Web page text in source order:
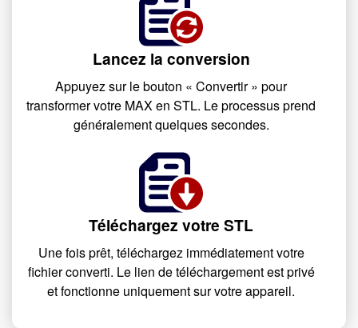
Lancez la conversion
Appuyez sur le bouton « Convertir » pour
transformer votre MAX en STL. Le processus prend
généralement quelques secondes.
Téléchargez votre STL
Une fois prêt, téléchargez immédiatement votre
fichier converti. Le lien de téléchargement est privé
et fonctionne uniquement sur votre appareil.